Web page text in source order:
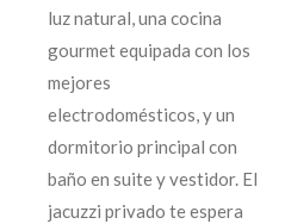
luz natural, una cocina
gourmet equipada con los
mejores
electrodomésticos, y un
dormitorio principal con
baño en suite y vestidor. El
jacuzzi privado te espera